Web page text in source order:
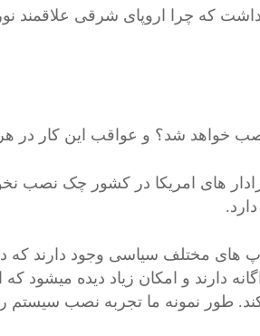
که چرا اروپای شرقی علاقمند
خواهد شد؟ و عواقب این کار در
های امریکا در کشور چک نصب
مختلف سیاسی وجود دارند که در
دارند و امکان زیاد دیده میشود
طور نمونه ما تجربه نصب سیستم